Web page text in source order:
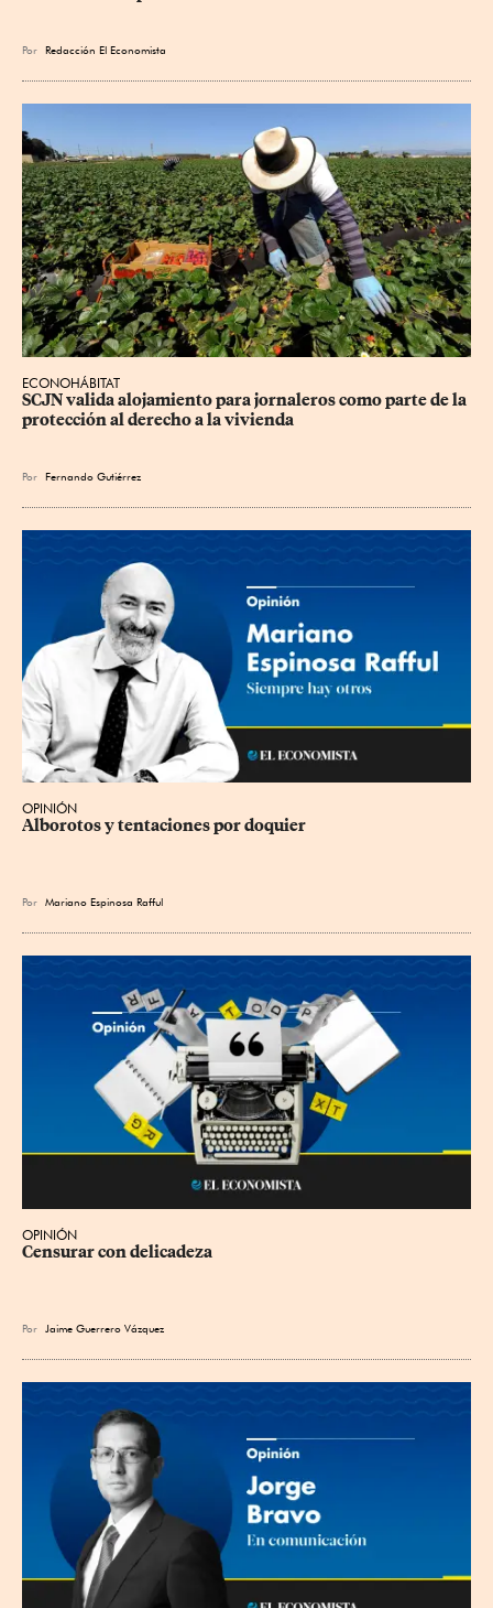
Por Redacción El Economista
ECONOHÁBITAT
SCJN valida alojamiento para jornaleros como parte de la
protección al derecho a la vivienda
Por Fernando Gutiérrez
OPINIÓN
Alborotos y tentaciones por doquier
Por Mariano Espinosa Rafful
OPINIÓN
Censurar con delicadeza
Por Jaime Guerrero Vázquez